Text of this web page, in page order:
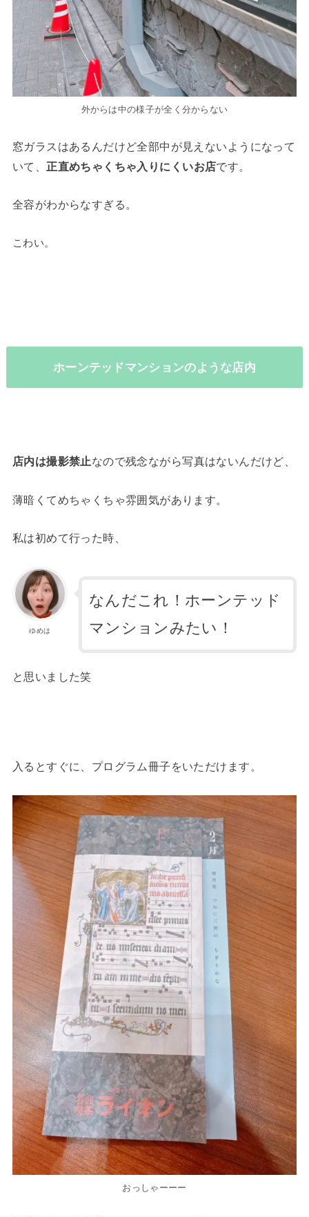
外からは中の様子が全く分からない
窓ガラスはあるんだけど全部中が見えないようになって
いて、 正直めちゃくちゃ入りにくいお店です。
全容がわからなすぎる。
こわい。
ホーンテッドマンションのような店内
店内は撮影禁止なので残念ながら写真はないんだけど、
薄暗くてめちゃくちゃ雰囲気があります。
私は初めて行った時、
ゆめは
なんだこれ！ホーンテッド
マンションみたい！
と思いました笑
入るとすぐに、プログラム冊子をいただけます。
おっしゃーーー